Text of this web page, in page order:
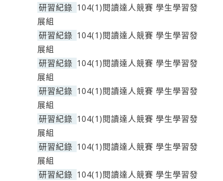
研習紀錄 104(1)閱讀達人競賽 學生學習發
展組
研習紀錄 104(1)閱讀達人競賽 學生學習發
展組
研習紀錄 104(1)閱讀達人競賽 學生學習發
展組
研習紀錄 104(1)閱讀達人競賽 學生學習發
展組
研習紀錄 104(1)閱讀達人競賽 學生學習發
展組
研習紀錄 104(1)閱讀達人競賽 學生學習發
展組
研習紀錄 104(1)閱讀達人競賽 學生學習發